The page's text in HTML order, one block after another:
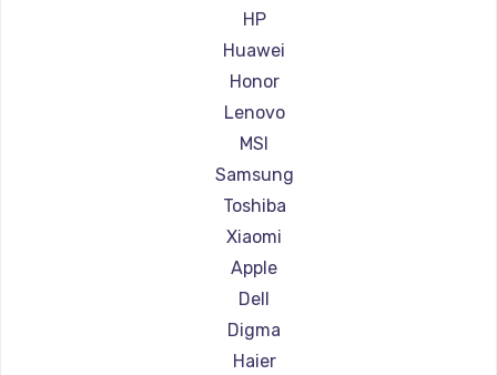
Ремонт ноутбуков Aorus
Ремонт ноутбуков Maibenben
Ремонт ноутбуков Getac
Ремонт ноутбуков Epson
Ремонт ноутбуков Philips
Ремонт ноутбуков LG
Ремонт ноутбуков Panasonic
Ремонт ноутбуков Irbis
Ремонт ноутбуков Thunderobot
Ремонт ноутбуков Hasee
Ремонт ноутбуков ZTE
Ремонт ноутбуков Hiper
HP
Huawei
Honor
Lenovo
MSI
Samsung
Toshiba
Xiaomi
Apple
Dell
Digma
Haier